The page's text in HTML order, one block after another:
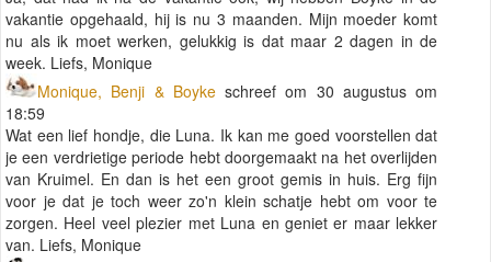
vakantie opgehaald, hij is nu 3 maanden. Mijn moeder komt
nu als ik moet werken, gelukkig is dat maar 2 dagen in de
week. Liefs, Monique
Monique, Benji & Boykeschreef om 30 augustus om
18:59
Wat een lief hondje, die Luna. Ik kan me goed voorstellen dat
je een verdrietige periode hebt doorgemaakt na het overlijden
van Kruimel. En dan is het een groot gemis in huis. Erg fijn
voor je dat je toch weer zo'n klein schatje hebt om voor te
zorgen. Heel veel plezier met Luna en geniet er maar lekker
van. Liefs, Monique